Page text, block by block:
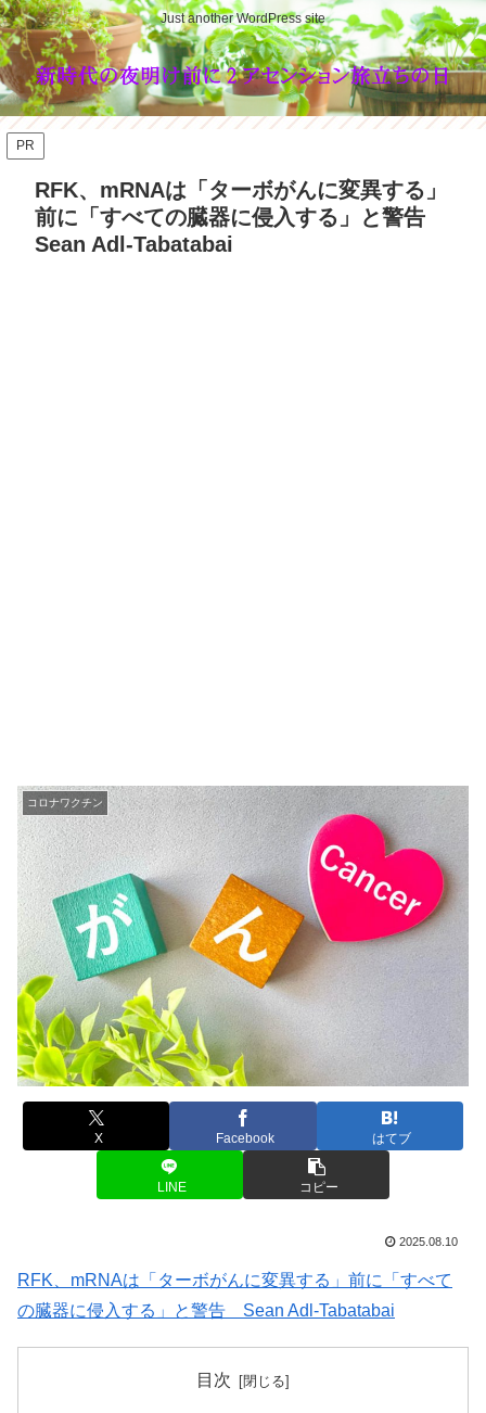
Just another WordPress site
PR
RFK、mRNAは「ターボがんに変異する」
前に「すべての臓器に侵入する」と警告
Sean Adl-Tabatabai
コロナワクチン
X Facebook はてブ
LINE コピー
2025.08.10
RFK、mRNAは「ターボがんに変異する」前に「すべて
の臓器に侵入する」と警告 Sean Adl-Tabatabai
目次